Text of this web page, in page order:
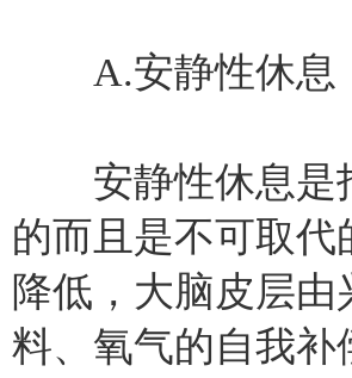
A.安静性休息
安静性休息是指
的而且是不可取
降低，大脑皮层
料、氧气的自我